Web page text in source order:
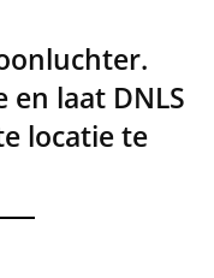
en laat DNLS
locatie te